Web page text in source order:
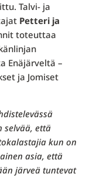
Talvi- ja
Petteri ja
toteuttaa
Enäjärveltä –
ja Jomiset
selvää, että
kun on
asia, että
järveä tuntevat